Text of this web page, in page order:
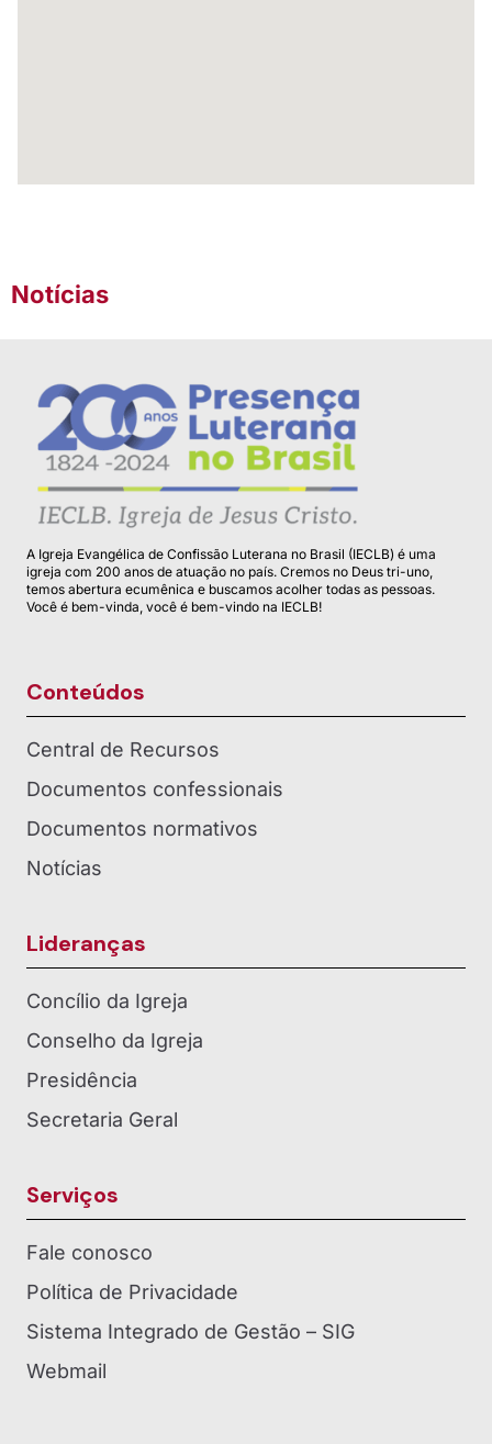
Notícias
A Igreja Evangélica de Confissão Luterana no Brasil (IECLB) é uma
igreja com 200 anos de atuação no país. Cremos no Deus tri-uno,
temos abertura ecumênica e buscamos acolher todas as pessoas.
Você é bem-vinda, você é bem-vindo na IECLB!
Conteúdos
Central de Recursos
Documentos confessionais
Documentos normativos
Notícias
Lideranças
Concílio da Igreja
Conselho da Igreja
Presidência
Secretaria Geral
Serviços
Fale conosco
Política de Privacidade
Sistema Integrado de Gestão – SIG
Webmail